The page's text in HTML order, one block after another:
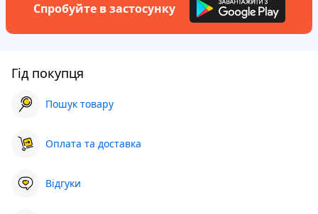
Спробуйте в застосунку
Гід покупця
Пошук товару
Оплата та доставка
Відгуки